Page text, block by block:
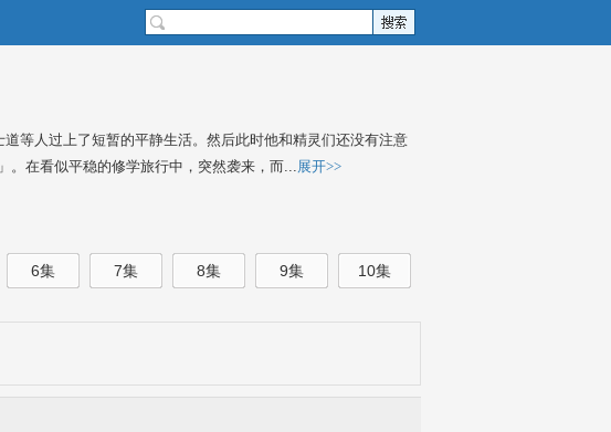
等人过上了短暂的平静生活。然后此时他和精灵们还没有注意
。在看似平稳的修学旅行中，突然袭来，而...展开>>
6集 7集 8集 9集 10集